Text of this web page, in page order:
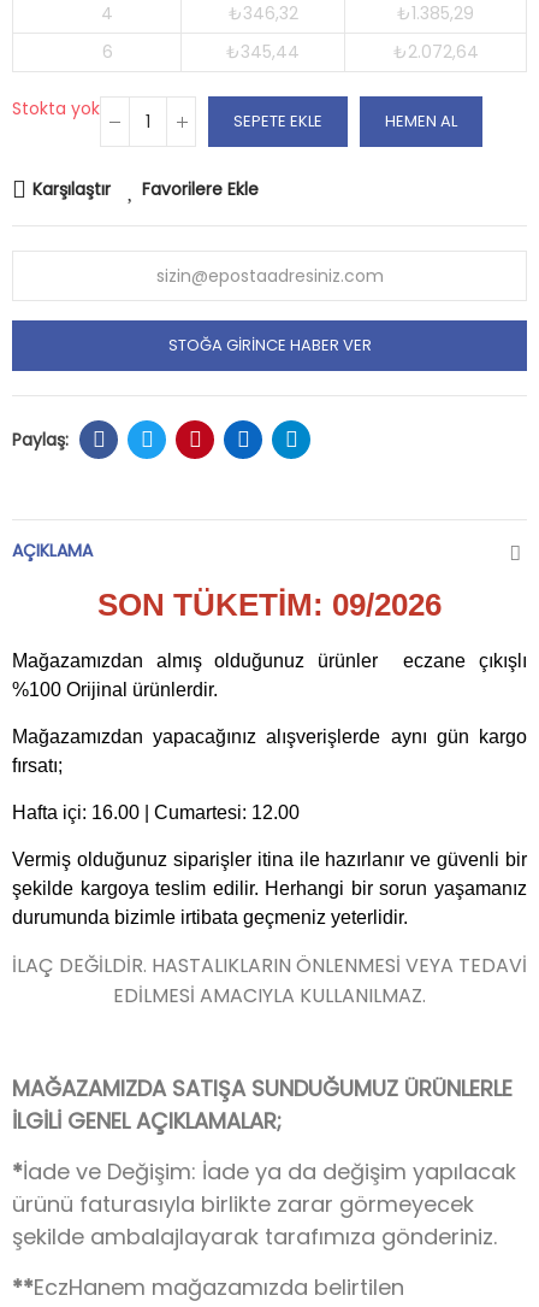
4
₺346,32
₺1.385,29
6
₺345,44 ₺2.072,64
Stokta yok
SEPETE EKLE HEMEN AL
Karşılaştır Favorilere Ekle
STOĞA GIRINCE HABER VER
AÇIKLAMA
SON TÜKETİM: 09/2026
Mağazamızdan almış olduğunuz ürünler eczane çıkışlı
%100 Orijinal ürünlerdir.
Mağazamızdan yapacağınız alışverişlerde aynı gün kargo
fırsatı;
Hafta içi: 16.00 | Cumartesi: 12.00
Vermiş olduğunuz siparişler itina ile hazırlanır ve güvenli bir
şekilde kargoya teslim edilir. Herhangi bir sorun yaşamanız
durumunda bizimle irtibata geçmeniz yeterlidir.
İLAÇ DEĞİLDİR. HASTALIKLARIN ÖNLENMESİ VEYA TEDAVİ
EDİLMESİ AMACIYLA KULLANILMAZ.
MAĞAZAMIZDA SATIŞA SUNDUĞUMUZ ÜRÜNLERLE
İLGİLİ GENEL AÇIKLAMALAR;
*İade ve Değişim: İade ya da değişim yapılacak
ürünü faturasıyla birlikte zarar görmeyecek
şekilde ambalajlayarak tarafımıza gönderiniz.
**EczHanem mağazamızda belirtilen